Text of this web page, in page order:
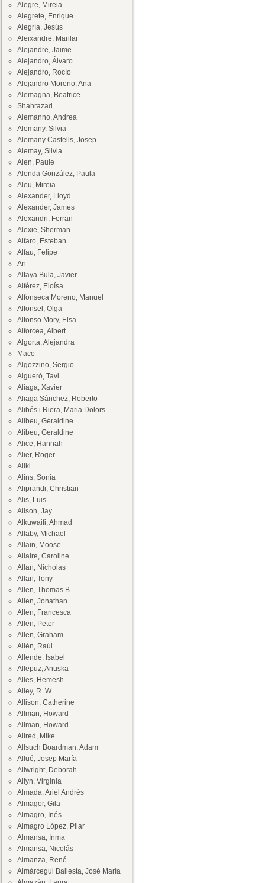
Alegre, Mireia
Alegrete, Enrique
Alegría, Jesús
Aleixandre, Marilar
Alejandre, Jaime
Alejandro, Álvaro
Alejandro, Rocío
Alejandro Moreno, Ana
Alemagna, Beatrice
Shahrazad
Alemanno, Andrea
Alemany, Silvia
Alemany Castells, Josep
Alemay, Silvia
Alen, Paule
Alenda González, Paula
Aleu, Mireia
Alexander, Lloyd
Alexander, James
Alexandri, Ferran
Alexie, Sherman
Alfaro, Esteban
Alfau, Felipe
An
Alfaya Bula, Javier
Alférez, Eloísa
Alfonseca Moreno, Manuel
Alfonsel, Olga
Alfonso Mory, Elsa
Alforcea, Albert
Algorta, Alejandra
Maco
Algozzino, Sergio
Algueró, Tavi
Aliaga, Xavier
Aliaga Sánchez, Roberto
Alibés i Riera, Maria Dolors
Alibeu, Géraldine
Alibeu, Geraldine
Alice, Hannah
Alier, Roger
Aliki
Alins, Sonia
Aliprandi, Christian
Alis, Luis
Alison, Jay
Alkuwaifi, Ahmad
Allaby, Michael
Allain, Moose
Allaire, Caroline
Allan, Nicholas
Allan, Tony
Allen, Thomas B.
Allen, Jonathan
Allen, Francesca
Allen, Peter
Allen, Graham
Allén, Raúl
Allende, Isabel
Allepuz, Anuska
Alles, Hemesh
Alley, R. W.
Allison, Catherine
Allman, Howard
Allman, Howard
Allred, Mike
Allsuch Boardman, Adam
Allué, Josep María
Allwright, Deborah
Allyn, Virginia
Almada, Ariel Andrés
Almagor, Gila
Almagro, Inés
Almagro López, Pilar
Almansa, Inma
Almansa, Nicolás
Almanza, René
Almárcegui Ballesta, José María